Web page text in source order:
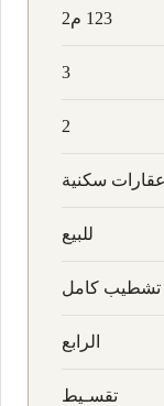
123 م2
3
2
سكنية
للبيع
تشطيب كامل
الرابع
تقسـيط